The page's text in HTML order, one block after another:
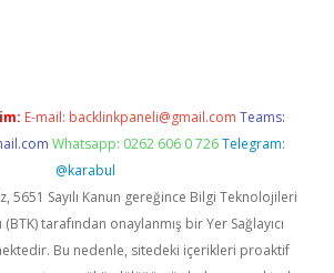
E-mail: backlinkpaneli@gmail.com Teams:
Whatsapp: 0262 606 0 726 Telegram:
@karabul
5651 Sayılı Kanun gereğince Bilgi Teknolojileri
tarafından onaylanmış bir Yer Sağlayıcı
Bu nedenle, sitedeki içerikleri proaktif